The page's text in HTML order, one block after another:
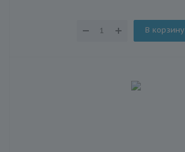
В корзину